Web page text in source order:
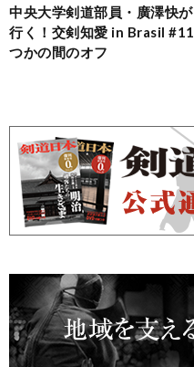
中央大学剣道部員・廣澤快が
行く！交剣知愛 in Brasil #11
つかの間のオフ